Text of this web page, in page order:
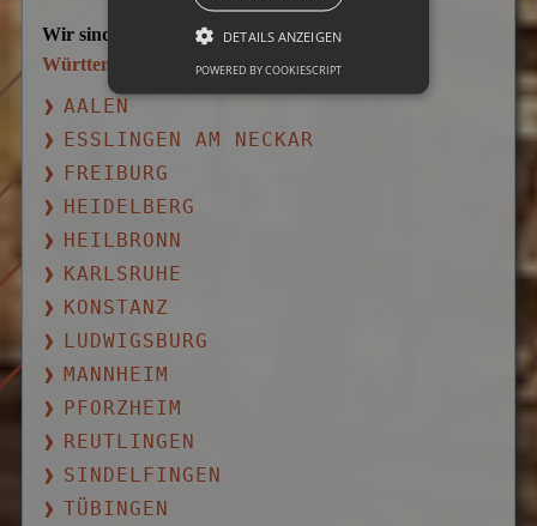
Wir sind auch in weiteren Städten von
Württemberg
für Sie tätig:
AALEN
ESSLINGEN AM NECKAR
FREIBURG
HEIDELBERG
HEILBRONN
KARLSRUHE
KONSTANZ
LUDWIGSBURG
MANNHEIM
PFORZHEIM
REUTLINGEN
SINDELFINGEN
TÜBINGEN
DETAILS ANZEIGEN
POWERED BY COOKIESCRIPT